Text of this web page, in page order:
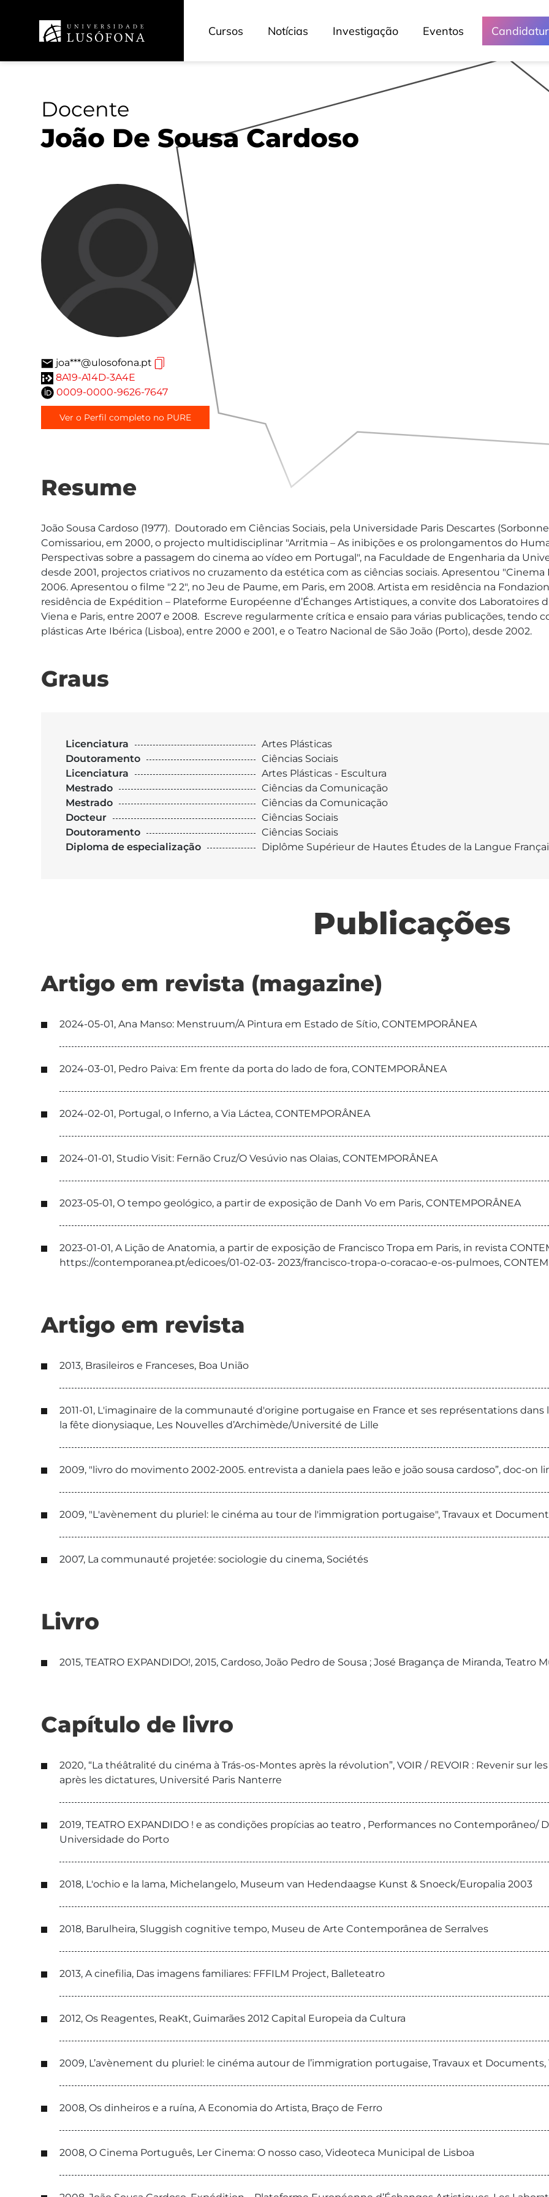
Cursos Notícias Investigação Eventos
Docente
João De Sousa Cardoso
joa***@ulosofona.pt
8A19-A14D-3A4E
0009-0000-9626-7647
Ver o Perfil completo no PURE
Resume
João Sousa Cardoso (1977).  Doutorado em Ciências Sociais, pela Universidade Paris Descartes
Comissariou, em 2000, o projecto multidisciplinar "Arritmia – As inibições e os prolongamentos do
Perspectivas sobre a passagem do cinema ao vídeo em Portugal", na Faculdade de Engenharia da
desde 2001, projectos criativos no cruzamento da estética com as ciências sociais. Apresentou
2006. Apresentou o filme "2 2", no Jeu de Paume, em Paris, em 2008. Artista em residência na
residência de Expédition – Plateforme Européenne d’Échanges Artistiques, a convite dos Laboratoires
Viena e Paris, entre 2007 e 2008.  Escreve regularmente crítica e ensaio para várias publicações,
plásticas Arte Ibérica (Lisboa), entre 2000 e 2001, e o Teatro Nacional de São João (Porto), desde 2002.
Graus
Licenciatura
Artes Plásticas
Doutoramento
Ciências Sociais
Licenciatura
Artes Plásticas - Escultura
Mestrado
Ciências da Comunicação
Mestrado
Ciências da Comunicação
Docteur
Ciências Sociais
Doutoramento
Ciências Sociais
Diploma de especialização
Diplôme Supérieur de Hautes Études de la Langue
Publicações
Artigo em revista (magazine)
2024-05-01, Ana Manso: Menstruum/A Pintura em Estado de Sítio, CONTEMPORÂNEA
2024-03-01, Pedro Paiva: Em frente da porta do lado de fora, CONTEMPORÂNEA
2024-02-01, Portugal, o Inferno, a Via Láctea, CONTEMPORÂNEA
2024-01-01, Studio Visit: Fernão Cruz/O Vesúvio nas Olaias, CONTEMPORÂNEA
2023-05-01, O tempo geológico, a partir de exposição de Danh Vo em Paris, CONTEMPORÂNEA
2023-01-01, A Lição de Anatomia, a partir de exposição de Francisco Tropa em Paris, in revista
https://contemporanea.pt/edicoes/01-02-03- 2023/francisco-tropa-o-coracao-e-os-pulmoes,
Artigo em revista
2013, Brasileiros e Franceses, Boa União
2011-01, L'imaginaire de la communauté d'origine portugaise en France et ses représentations
la fête dionysiaque, Les Nouvelles d’Archimède/Université de Lille
2009, "livro do movimento 2002-2005. entrevista a daniela paes leão e joão sousa cardoso”, doc-
2009, "L'avènement du pluriel: le cinéma au tour de l'immigration portugaise", Travaux et
2007, La communauté projetée: sociologie du cinema, Sociétés
Livro
2015, TEATRO EXPANDIDO!, 2015, Cardoso, João Pedro de Sousa ; José Bragança de Miranda, Teatro
Capítulo de livro
2020, “La théâtralité du cinéma à Trás-os-Montes après la révolution”, VOIR / REVOIR : Revenir sur
après les dictatures, Université Paris Nanterre
2019, TEATRO EXPANDIDO ! e as condições propícias ao teatro , Performances no Contemporâneo/
Universidade do Porto
2018, L'ochio e la lama, Michelangelo, Museum van Hedendaagse Kunst & Snoeck/Europalia 2003
2018, Barulheira, Sluggish cognitive tempo, Museu de Arte Contemporânea de Serralves
2013, A cinefilia, Das imagens familiares: FFFILM Project, Balleteatro
2012, Os Reagentes, ReaKt, Guimarães 2012 Capital Europeia da Cultura
2009, L’avènement du pluriel: le cinéma autour de l’immigration portugaise, Travaux et
2008, Os dinheiros e a ruína, A Economia do Artista, Braço de Ferro
2008, O Cinema Português, Ler Cinema: O nosso caso, Videoteca Municipal de Lisboa